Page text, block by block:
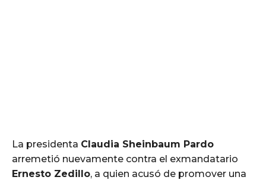
La presidenta Claudia Sheinbaum Pardo
arremetió nuevamente contra el exmandatario
Ernesto Zedillo, a quien acusó de promover una